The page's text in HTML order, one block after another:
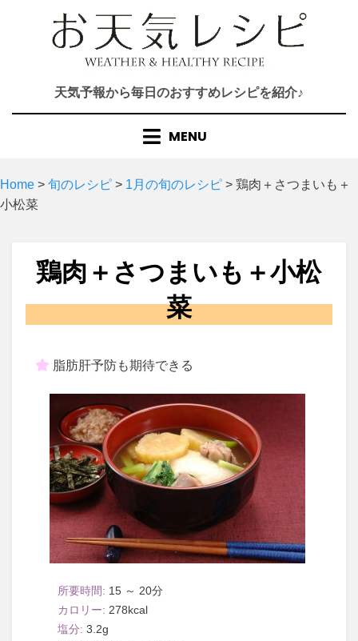
天気予報から毎日のおすすめレシピを紹介♪
MENU
Home > 旬のレシピ > 1月の旬のレシピ > 鶏肉＋さつまいも＋
小松菜
鶏肉＋さつまいも＋小松
菜
脂肪肝予防も期待できる
15 ～ 20
278
3.2